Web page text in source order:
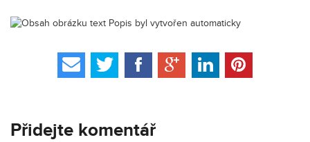
Přidejte komentář